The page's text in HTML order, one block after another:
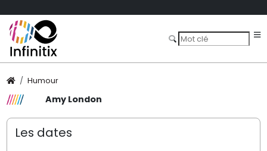
Humour
Amy London
Les dates